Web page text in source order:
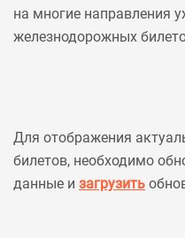
на многие направления
железнодорожных
Для отображения
билетов, необходимо
данные и загрузить